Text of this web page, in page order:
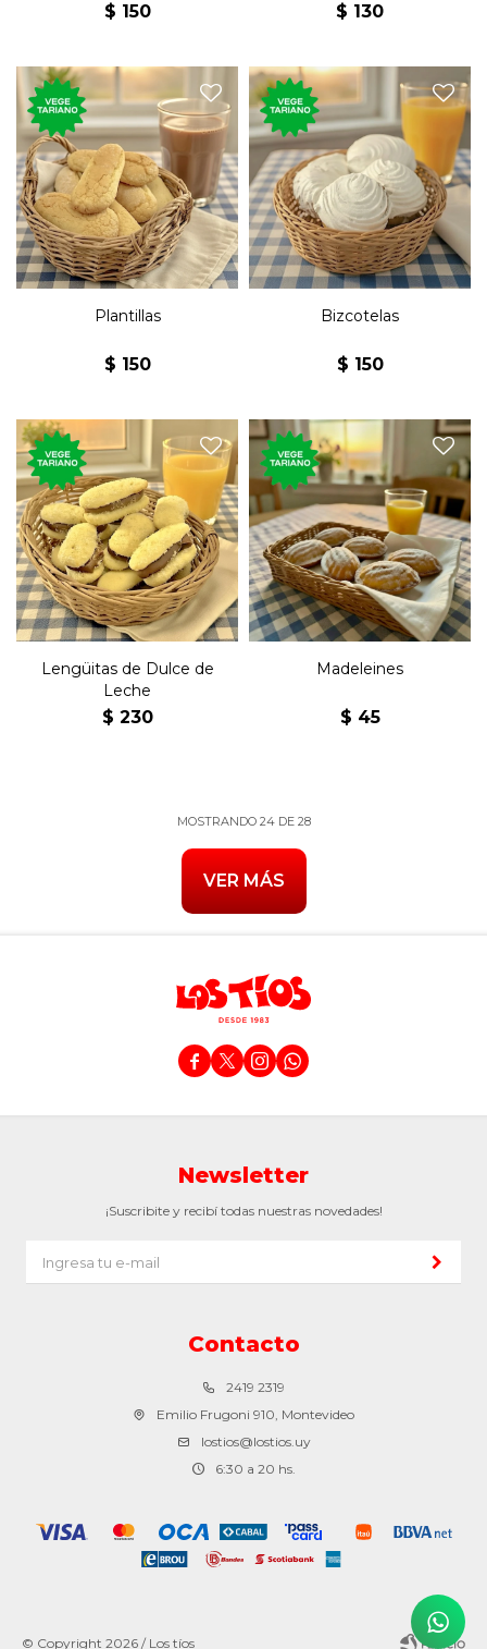
$ 150 $ 130
120 gramos de las clásicas
plantillas artesanales.
Plantillas
$ 150
120 gramos de las
tradicionales bizcotelas con
merengue italiano.
Bizcotelas
$ 150
200 gramos de plantillas
rellenas con dulce de leche.
Lengüitas de Dulce de
Leche
$ 230
Bollo Tradicional de Origen
Francés con Mantequilla y
Limón
Madeleines
$ 45
MOSTRANDO 24DE 28
VER MÁS
   
Contacto
2419 2319
Emilio Frugoni 910, Montevideo
lostios@lostios.uy
6:30 a 20 hs.
Newsletter
¡Suscribite y recibí todas nuestras novedades!
© Copyright 2026 / Los tíos